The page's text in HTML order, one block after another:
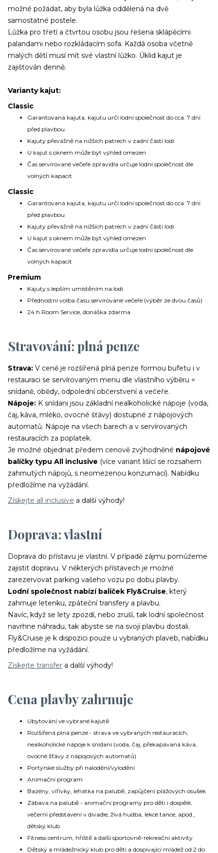
možné požádat, aby byla lůžka oddělená na dvě
samostatné postele.
Lůžka pro třetí a čtvrtou osobu jsou řešena sklápěcími
palandami nebo rozkládacím sofa. Každá osoba včetně
malých dětí musí mít své vlastní lůžko. Úklid kajut je
zajišťován denně.
Varianty kajut:
Classic
Garantovaná kajuta, kajutu určí lodní společnost do cca. 7 dní
před plavbou
Kajuty převážně na nižších patrech v zadní části lodi
U kajut s oknem může být výhled omezen
Čas servírované večeře zpravidla určuje lodní společnost dle
volných kapacit
Classic
Garantovaná kajuta, kajutu určí lodní společnost do cca. 7 dní
před plavbou
Kajuty převážně na nižších patrech v zadní části lodi
U kajut s oknem může být výhled omezen
Čas servírované večeře zpravidla určuje lodní společnost dle
volných kapacit
Premium
Kajuty s lepším umístěním na lodi
Přednostní volba času servírované večeře (výběr ze dvou časů)
24 h Room Service, donáška zdarma
Stravování: plná penze
Strava: V ceně je rozšířená plná penze formou bufetu i v
restauraci se servírovaným menu dle vlastního výběru =
snídaně, obědy, odpolední občerstvení a večeře.
Nápoje: K snídani jsou základní nealkoholické nápoje (voda,
čaj, káva, mléko, ovocné šťávy) dostupné z nápojových
automatů. Nápoje na všech barech a v servírovaných
restauracích za poplatek.
Je možné objednat předem cenově zvýhodněné nápojové
balíčky typu All inclusive (více variant lišící se rozsahem
zahrnutých nápojů, s neomezenou konzumací). Nabídku
předložíme na vyžádání.
Získejte all inclusive a další výhody!
Doprava: vlastní
Doprava do přístavu je vlastní. V případě zájmu pomůžeme
zajistit dopravu. V některých přístavech je možné
zarezervovat parking vašeho vozu po dobu plavby.
Lodní společnost nabízí balíček Fly&Cruise, který
zahrnuje letenku, zpáteční transfery a plavbu.
Navíc, když se lety zpozdí, nebo zruší, tak lodní společnost
navrhne náhradu, tak abyste se na svojí plavbu dostali.
Fly&Cruise je k dispozici pouze u vybraných plaveb, nabídku
předložíme na vyžádání.
Získejte transfer a další výhody!
Cena plavby zahrnuje
Ubytování ve vybrané kajutě
Rozšířená plná penze - strava ve vybraných restauracích,
nealkoholické nápoje k snídani (voda, čaj, překapávaná káva,
ovocné šťávy z nápojových automatů)
Portýrské služby při nalodění/vylodění
Animační program
Bazény, vířivky, lehátka na palubě, zapůjčení plážových osušek
Zábava na palubě - animační programy pro děti i dospělé,
večerní představení v divadle, živá hudba, lekce tance, apod.,
dětský klub
Fitness centrum, hřiště a další sportovně-rekreační aktivity
Dětský a mládežnický klub pro děti a dospívající mládež od 2 do
Už odcházíte?
Zanechte nám svůj email.
Zůstaneme v kontaktu a získáte:
Balíček videí, kde Vás seznámíme s cestováním
na výletní lodi
(nalodění, jak je to s jídlem, pitím,
zábavou apod.)
Informace o Skupinových plavbách
Pozvánky na klubové akce Cruise Club
Možnost soutěžit o plavby zdarma
zpracováním osobních údajů